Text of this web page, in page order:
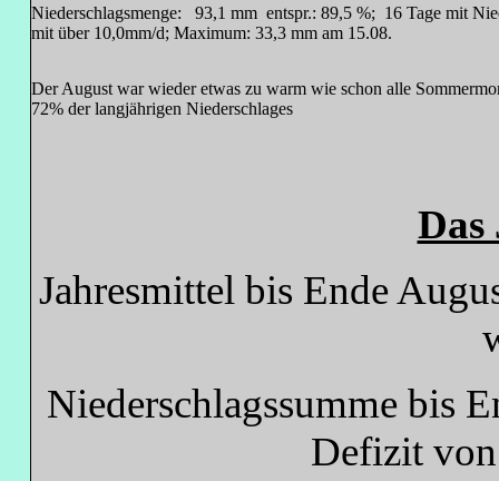
Niederschlagsmenge: 93,1 mm entspr.:
mit über 10,0mm/d;
Der August war wieder etwas zu warm wie schon alle
72% der langjährigen Niederschlages
Das
Jahresmittel bis Ende
Niederschlagssumme bis
Defizit